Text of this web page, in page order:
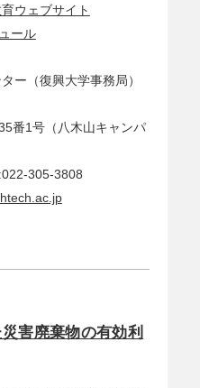
ウェブサイト
ール
ー（復興大学事務局）
番1号（八木山キャンパ
305-3808
害廃棄物の有効利